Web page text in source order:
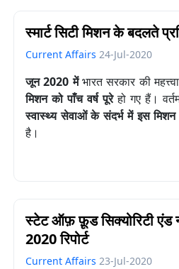
स्मार्ट सिटी मिशन के बदलते
Current Affairs 24-Jul-2020
जून 2020 मेंभारत सरकार की
मिशन को पाँच वर्ष पूरेहो गए हैं।
स्वास्थ्य सेवाओं के संदर्भ में इस मिशन
है।
स्टेट ऑफ़ फ़ूड सिक्योरिटी एंड
2020 रिपोर्ट
Current Affairs 23-Jul-2020